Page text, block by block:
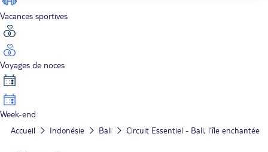
Vacances sportives
Voyages de noces
Week-end
Accueil Indonésie Bali Circuit Essentiel - Bali, l'île enchantée